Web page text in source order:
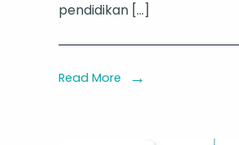
pendidikan […]
Read More